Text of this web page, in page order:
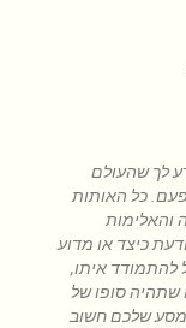
לך שהעולם
כל האותות
והאלימות
כיצד או מדוע
להתמודד איתו,
שתהיה סופו של
שלכם חשוב